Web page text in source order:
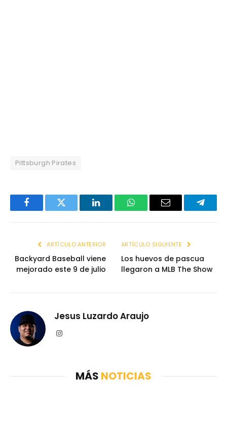
Pittsburgh Pirates
FacebookTwitter LinkedInWhatsAppEmail
ARTÍCULO ANTERIOR
Backyard Baseball viene
mejorado este 9 de julio
ARTÍCULO SIGUIENTE
Los huevos de pascua
llegaron a MLB The Show
Jesus Luzardo Araujo
Instagram
MÁS NOTICIAS